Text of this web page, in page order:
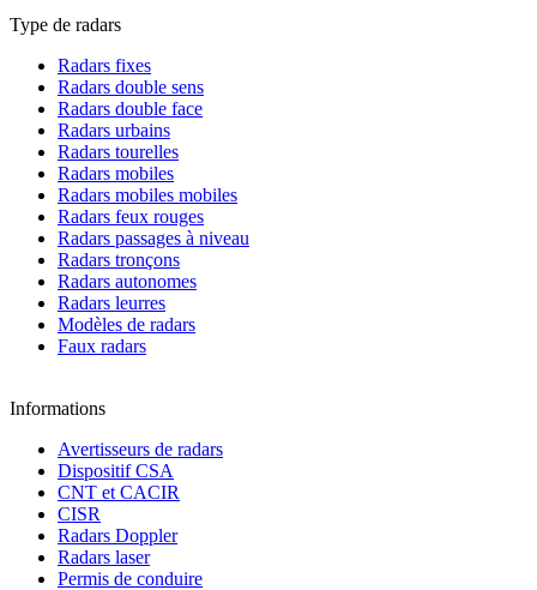
Type de radars
Radars fixes
Radars double sens
Radars double face
Radars urbains
Radars tourelles
Radars mobiles
Radars mobiles mobiles
Radars feux rouges
Radars passages à niveau
Radars tronçons
Radars autonomes
Radars leurres
Modèles de radars
Faux radars
Informations
Avertisseurs de radars
Dispositif CSA
CNT et CACIR
CISR
Radars Doppler
Radars laser
Permis de conduire